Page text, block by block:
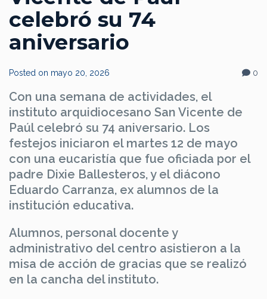
celebró su 74
aniversario
Posted on mayo 20, 2026 0
Con una semana de actividades, el
instituto arquidiocesano San Vicente de
Paúl celebró su 74 aniversario. Los
festejos iniciaron el martes 12 de mayo
con una eucaristía que fue oficiada por el
padre Dixie Ballesteros, y el diácono
Eduardo Carranza, ex alumnos de la
institución educativa.
Alumnos, personal docente y
administrativo del centro asistieron a la
misa de acción de gracias que se realizó
en la cancha del instituto.